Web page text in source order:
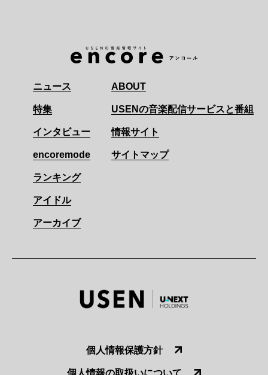
ニュース
特集
インタビュー
encoremode
ランキング
アイドル
アーカイブ
ABOUT
USENの音楽配信サービスと番組
情報サイト
サイトマップ
個人情報保護方針